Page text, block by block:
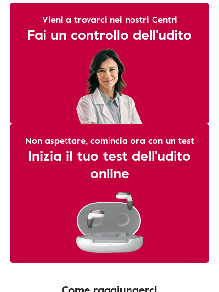
Vieni a trovarci nei nostri Centri
Fai un controllo dell'udito
Non aspettare, comincia ora con un test
Inizia il tuo test dell'udito
online